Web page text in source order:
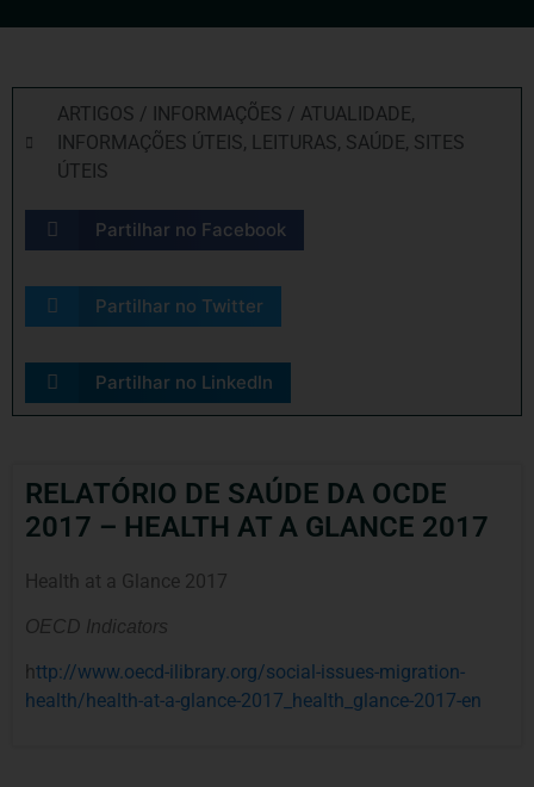
ARTIGOS / INFORMAÇÕES / ATUALIDADE,
INFORMAÇÕES ÚTEIS, LEITURAS, SAÚDE, SITES
ÚTEIS
Partilhar no Facebook
Partilhar no Twitter
Partilhar no LinkedIn
RELATÓRIO DE SAÚDE DA OCDE
2017 – HEALTH AT A GLANCE 2017
Health at a Glance 2017
OECD Indicators
http://www.oecd-ilibrary.org/social-issues-migration-
health/health-at-a-glance-2017_health_glance-2017-en